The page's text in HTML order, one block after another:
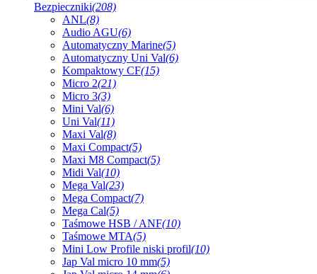
Bezpieczniki(208)
ANL(8)
Audio AGU(6)
Automatyczny Marine(5)
Automatyczny Uni Val(6)
Kompaktowy CF(15)
Micro 2(21)
Micro 3(3)
Mini Val(6)
Uni Val(11)
Maxi Val(8)
Maxi Compact(5)
Maxi M8 Compact(5)
Midi Val(10)
Mega Val(23)
Mega Compact(7)
Mega Cal(5)
Taśmowe HSB / ANF(10)
Taśmowe MTA(5)
Mini Low Profile niski profil(10)
Jap Val micro 10 mm(5)